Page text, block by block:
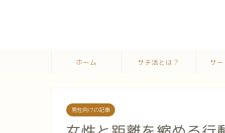
ホーム サチ活とは？ サ
男性向けの記事